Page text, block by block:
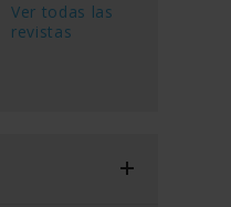
Ver todas las
revistas